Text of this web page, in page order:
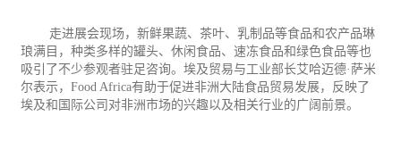
走进展会现场，新鲜果蔬、茶叶、乳制品等食品和农产品琳
琅满目，种类多样的罐头、 休闲 食品、速冻食品和绿色食品等也
吸引了不少参观者驻足咨询。埃及贸易与工业部长艾哈迈德·萨米
尔表示， Food Africa有助于促进非洲大陆食品贸易发展，反映了
埃及和国际公司对非洲市场的兴趣以及相关行业的广阔前景。